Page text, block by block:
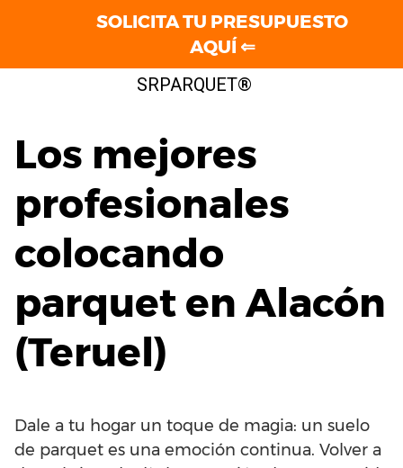
SRPARQUET®
Los mejores
profesionales
colocando
parquet en Alacón
(Teruel)
Dale a tu hogar un toque de magia: un suelo
de parquet es una emoción continua. Volver a
SOLICITA TU PRESUPUESTO
AQUÍ ⇐